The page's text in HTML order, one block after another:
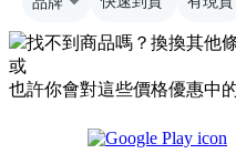
找不到商品嗎？換換其他
或
也許你會對這些價格優惠中